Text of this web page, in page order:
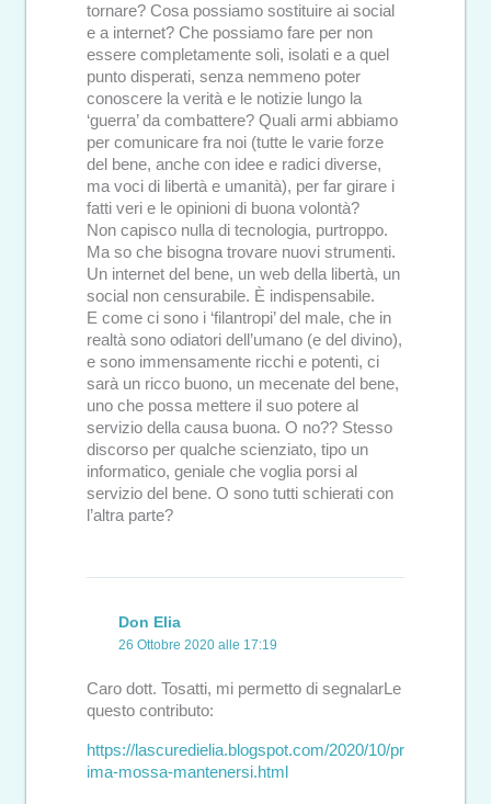
tornare? Cosa possiamo sostituire ai social
e a internet? Che possiamo fare per non
essere completamente soli, isolati e a quel
punto disperati, senza nemmeno poter
conoscere la verità e le notizie lungo la
‘guerra’ da combattere? Quali armi abbiamo
per comunicare fra noi (tutte le varie forze
del bene, anche con idee e radici diverse,
ma voci di libertà e umanità), per far girare i
fatti veri e le opinioni di buona volontà?
Non capisco nulla di tecnologia, purtroppo.
Ma so che bisogna trovare nuovi strumenti.
Un internet del bene, un web della libertà, un
social non censurabile. È indispensabile.
E come ci sono i ‘filantropi’ del male, che in
realtà sono odiatori dell’umano (e del divino),
e sono immensamente ricchi e potenti, ci
sarà un ricco buono, un mecenate del bene,
uno che possa mettere il suo potere al
servizio della causa buona. O no?? Stesso
discorso per qualche scienziato, tipo un
informatico, geniale che voglia porsi al
servizio del bene. O sono tutti schierati con
l’altra parte?
Don Elia
26 Ottobre 2020 alle 17:19
Caro dott. Tosatti, mi permetto di segnalarLe
questo contributo:
https://lascuredielia.blogspot.com/2020/10/pr
ima-mossa-mantenersi.html